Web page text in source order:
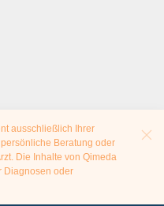
ausschließlich Ihrer
Beratung oder
Die Inhalte von Qimeda
Diagnosen oder